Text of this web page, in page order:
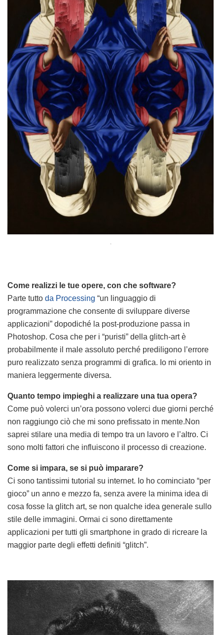
.
Come realizzi le tue opere, con che software?
Parte tutto da Processing “un linguaggio di
programmazione che consente di sviluppare diverse
applicazioni” dopodiché la post-produzione passa in
Photoshop. Cosa che per i “puristi” della glitch-art è
probabilmente il male assoluto perché prediligono l’errore
puro realizzato senza programmi di grafica. Io mi oriento in
maniera leggermente diversa.
Quanto tempo impieghi a realizzare una tua opera?
Come può volerci un’ora possono volerci due giorni perché
non raggiungo ciò che mi sono prefissato in mente.Non
saprei stilare una media di tempo tra un lavoro e l’altro. Ci
sono molti fattori che influiscono il processo di creazione.
Come si impara, se si può imparare?
Ci sono tantissimi tutorial su internet. Io ho cominciato “per
gioco” un anno e mezzo fa, senza avere la minima idea di
cosa fosse la glitch art, se non qualche idea generale sullo
stile delle immagini. Ormai ci sono direttamente
applicazioni per tutti gli smartphone in grado di ricreare la
maggior parte degli effetti definiti “glitch”.